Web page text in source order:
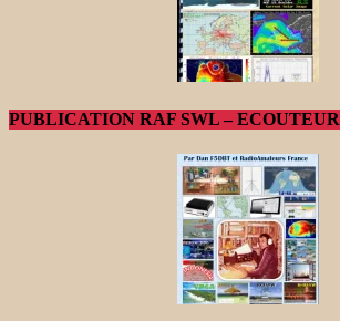
PUBLICATION RAF SWL – ECOUTEUR